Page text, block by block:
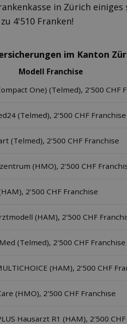
in Zürich
4'510 Franken!
im Kanton
Modell Franchise
One) (Telmed), 2'500 CHF
(Telmed), 2'500 CHF Franchise
(Telmed), 2'500 CHF Franchise
(HMO), 2'500 CHF
2'500 CHF Franchise
(HAM), 2'500 CHF
(Telmed), 2'500 CHF Franchise
(HAM), 2'500 CHF
(HMO), 2'500 CHF Franchise
Hausarzt R1 (HAM), 2'500